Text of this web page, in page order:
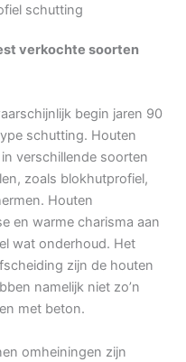
schutting
verkochte soorten
begin jaren 90
schutting. Houten
verschillende soorten
zoals blokhutprofiel,
Houten
en warme charisma aan
wat onderhoud. Het
zijn de houten
namelijk niet zo’n
met beton.
omheiningen zijn